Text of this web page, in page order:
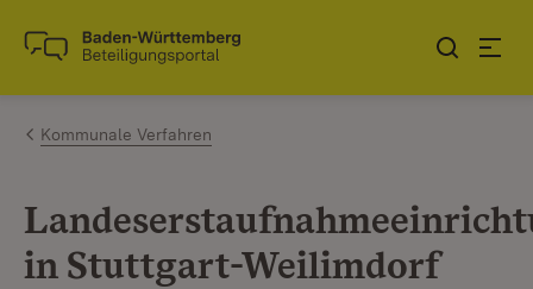
Zum Inhalt springen
Link zur Startseite
Kommunale Verfahren
in Stuttgart-Weilimdorf